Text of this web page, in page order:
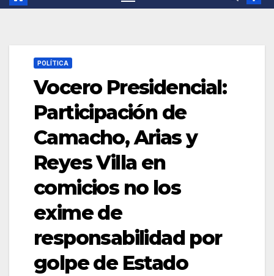
POLÍTICA
Vocero Presidencial:
Participación de
Camacho, Arias y
Reyes Villa en
comicios no los
exime de
responsabilidad por
golpe de Estado